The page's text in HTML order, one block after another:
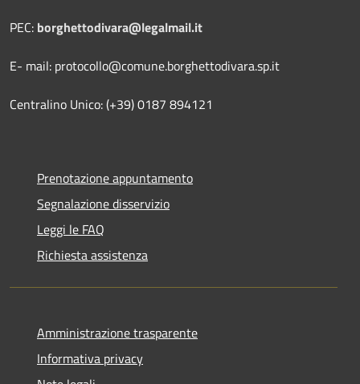
PEC: borghettodivara@legalmail.it
E- mail: protocollo@comune.borghettodivara.sp.it
Centralino Unico: (+39) 0187 894121
Prenotazione appuntamento
Segnalazione disservizio
Leggi le FAQ
Richiesta assistenza
Amministrazione trasparente
Informativa privacy